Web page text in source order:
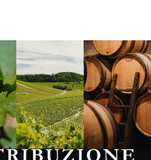
Borgogna,
Francia
Instagram